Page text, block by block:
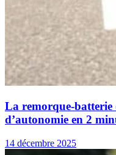
La remorque-
d’autonomie en 2
14 décembre 2025